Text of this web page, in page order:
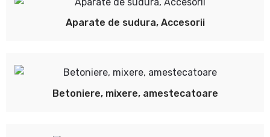
Aparate de sudura, Accesorii
Betoniere, mixere, amestecatoare